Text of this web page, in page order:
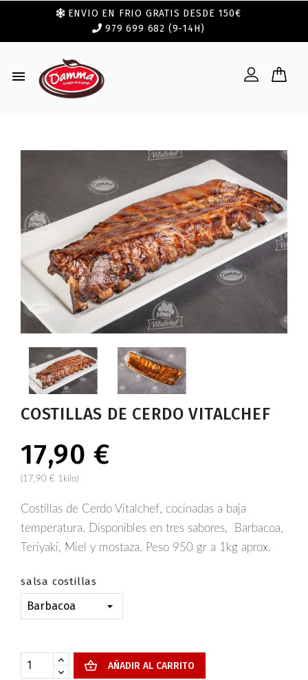
ENVIO EN FRIO GRATIS DESDE 150€
979 699 682 (9-14H)

COSTILLAS DE CERDO VITALCHEF
17,90 €
(17,90 € 1kilo)
Costillas de Cerdo Vitalchef, cocinadas a baja
temperatura. Disponibles en tres sabores,
Barbacoa,
Teriyaki, Miel y mostaza. Peso 950 gr a 1kg aprox.
salsa costillas
AÑADIR AL CARRITO